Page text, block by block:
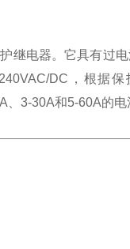
继电器。它具有过
DC，根据保
、3-30A和5-60A的电